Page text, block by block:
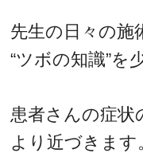
先生の日々の施
“ツボの知識”を
患者さんの症状
より近づきます